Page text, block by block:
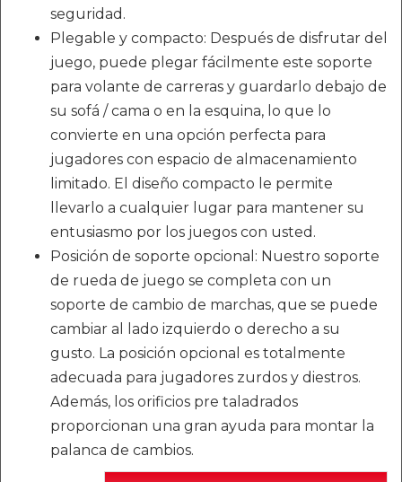
seguridad.
Plegable y compacto: Después de disfrutar del
juego, puede plegar fácilmente este soporte
para volante de carreras y guardarlo debajo de
su sofá / cama o en la esquina, lo que lo
convierte en una opción perfecta para
jugadores con espacio de almacenamiento
limitado. El diseño compacto le permite
llevarlo a cualquier lugar para mantener su
entusiasmo por los juegos con usted.
Posición de soporte opcional: Nuestro soporte
de rueda de juego se completa con un
soporte de cambio de marchas, que se puede
cambiar al lado izquierdo o derecho a su
gusto. La posición opcional es totalmente
adecuada para jugadores zurdos y diestros.
Además, los orificios pre taladrados
proporcionan una gran ayuda para montar la
palanca de cambios.